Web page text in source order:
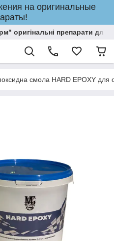
на оригинальные
оригінальні препарати для
смола HARD EPOXY для